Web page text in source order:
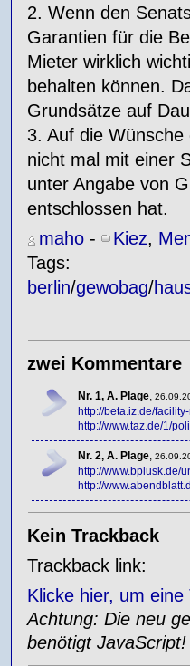
2. Wenn den
Garantien für die
Mieter wirklich
behalten können.
Grundsätze auf
3. Auf die
nicht mal mit einer
unter Angabe von
entschlossen hat.
maho- Kiez,
Tags:
berlin/gewobag/
zwei Kommentare
Nr. 1, A. Plage,
http://beta.iz.de/
http://www.taz.de/1/
Nr. 2, A. Plage,
http://www.bplusk.de/
http://
Kein Trackback
Trackback link:
Klicke hier, um
Achtung: Die neu
benötigt JavaScript!